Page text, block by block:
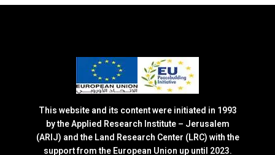
This website and its content were initiated in 1993
by the Applied Research Institute – Jerusalem
(ARIJ) and the Land Research Center (LRC) with the
support from the European Union up until 2023.